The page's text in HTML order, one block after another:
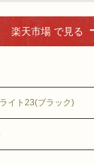
楽天市場 で見る
イト23(ブラック)